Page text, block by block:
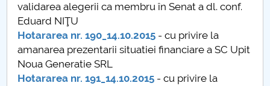
Conseil d'administration
Nr. de telefon si adrese Facultăți
Informations sur l'admission
validarea alegerii ca membru în Senat a dl. conf.
Eduard NIŢU
Hotararea nr. 190_14.10.2015 - cu privire la
amanarea prezentarii situatiei financiare a SC Upit
Noua Generatie SRL
Hotararea nr. 191_14.10.2015 - cu privire la